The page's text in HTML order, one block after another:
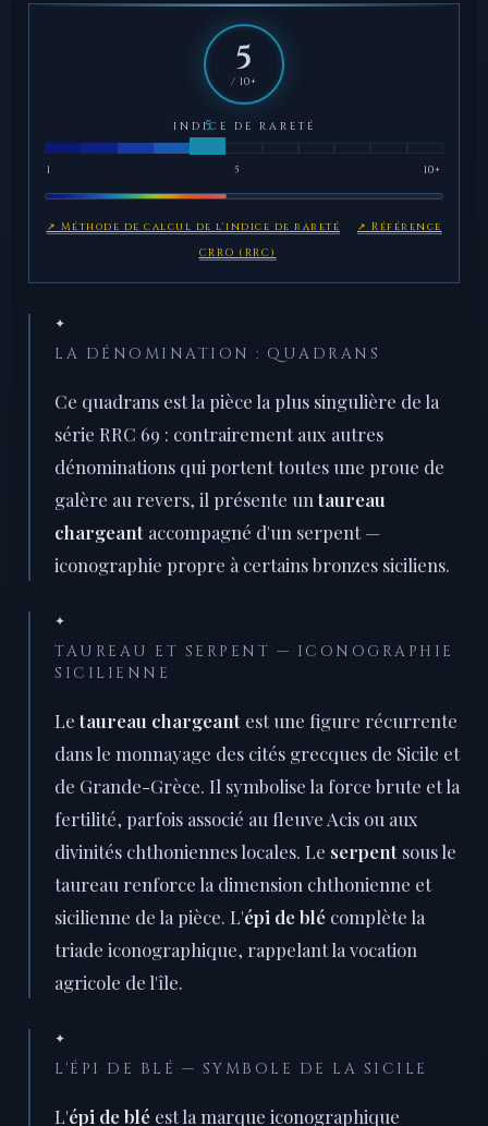
5
/ 10+
INDICE DE RARETÉ
1 5 10+
↗ Méthode de calcul de l'indice de rareté
↗ Référence
CRRO (RRC)
✦
LA DÉNOMINATION : QUADRANS
Ce quadrans est la pièce la plus singulière de la
série RRC 69 : contrairement aux autres
dénominations qui portent toutes une proue de
galère au revers, il présente untaureau
chargeant accompagné d'un serpent —
iconographie propre à certains bronzes siciliens.
✦
TAUREAU ET SERPENT — ICONOGRAPHIE
SICILIENNE
Letaureau chargeant est une figure récurrente
dans le monnayage des cités grecques de Sicile et
de Grande-Grèce. Il symbolise la force brute et la
fertilité, parfois associé au fleuve Acis ou aux
divinités chthoniennes locales. Le serpent sous le
taureau renforce la dimension chthonienne et
sicilienne de la pièce. L'épi de blé complète la
triade iconographique, rappelant la vocation
agricole de l'île.
✦
L'ÉPI DE BLÉ — SYMBOLE DE LA SICILE
L'épi de blé est la marque iconographique